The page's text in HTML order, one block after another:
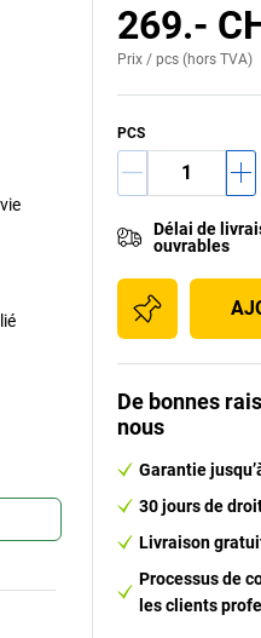
269.-
Prix / pcs (hors TVA)
PCS
Délai de
ouvrables
De bonnes
nous
Garantie
30 jours de
Livraison
Processus de
les clients